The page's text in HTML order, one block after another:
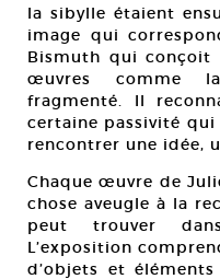
la sibylle étaient
image qui
Bismuth qui conçoit
œuvres comme
fragmenté. Il
certaine passivité
rencontrer une idée,
Chaque œuvre de
chose aveugle à la
peut trouver
L’exposition
d’objets et